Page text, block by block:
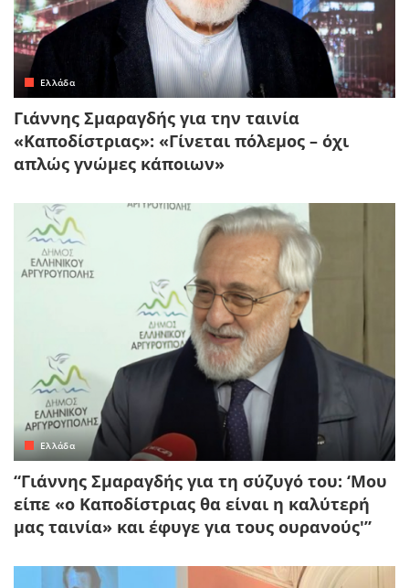
Ελλάδα
Γιάννης Σμαραγδής για την ταινία
«Καποδίστριας»: «Γίνεται πόλεμος – όχι
απλώς γνώμες κάποιων»
Ελλάδα
“Γιάννης Σμαραγδής για τη σύζυγό του: ‘Μου
είπε «ο Καποδίστριας θα είναι η καλύτερή
μας ταινία» και έφυγε για τους ουρανούς'”